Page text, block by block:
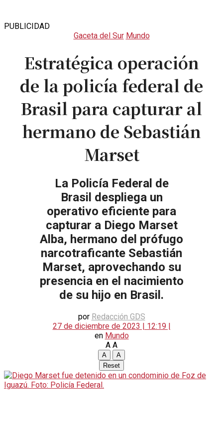
PUBLICIDAD
Gaceta del Sur Mundo
Estratégica operación
de la policía federal de
Brasil para capturar al
hermano de Sebastián
Marset
La Policía Federal de
Brasil despliega un
operativo eficiente para
capturar a Diego Marset
Alba, hermano del prófugo
narcotraficante Sebastián
Marset, aprovechando su
presencia en el nacimiento
de su hijo en Brasil.
por Redacción GDS
27 de diciembre de 2023 | 12:19 |
en Mundo
A A
A
A
Reset